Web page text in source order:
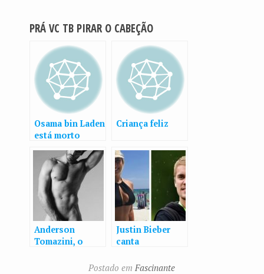
PRÁ VC TB PIRAR O CABEÇÃO
Osama bin Laden
está morto
Criança feliz
Anderson
Tomazini, o
lado do paraíso’,
Justin Bieber
canta
academia
Postado emFascinante